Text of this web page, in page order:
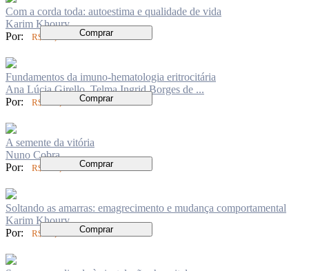
Com a corda toda: autoestima e qualidade de vida
Karim Khoury
Por:
R$ 94,00 Comprar
Fundamentos da imuno-hematologia eritrocitária
Ana Lúcia Girello, Telma Ingrid Borges de ...
Por:
R$ 149,00 Comprar
A semente da vitória
Nuno Cobra
Por:
R$ 126,00 Comprar
Soltando as amarras: emagrecimento e mudança comportamental
Karim Khoury
Por:
R$ 62,00 Comprar